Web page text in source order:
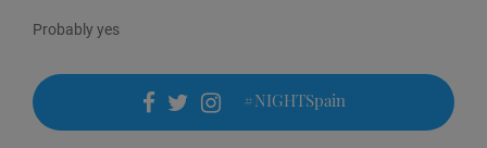
Probably yes
facebook
twitter
instagram
#NIGHTSpain